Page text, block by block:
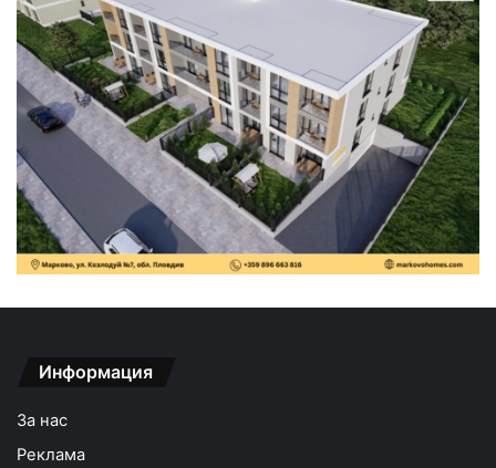
Информация
За нас
Реклама